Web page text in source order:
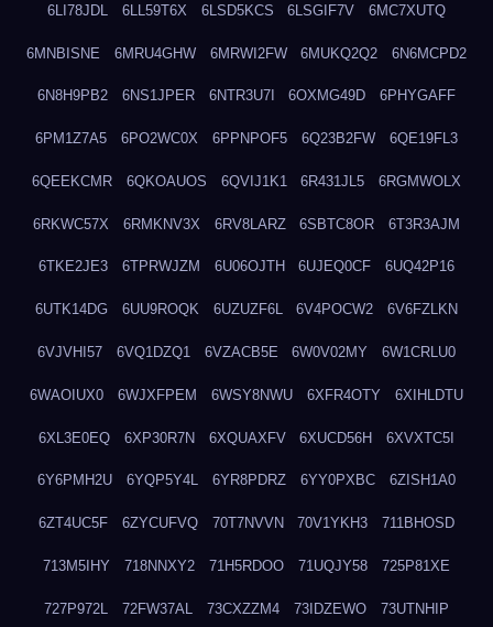
6LI78JDL 6LL59T6X 6LSD5KCS 6LSGIF7V 6MC7XUTQ
6MNBISNE 6MRU4GHW 6MRWI2FW 6MUKQ2Q2 6N6MCPD2
6N8H9PB2 6NS1JPER 6NTR3U7I 6OXMG49D 6PHYGAFF
6PM1Z7A5 6PO2WC0X 6PPNPOF5 6Q23B2FW 6QE19FL3
6QEEKCMR 6QKOAUOS 6QVIJ1K1 6R431JL5 6RGMWOLX
6RKWC57X 6RMKNV3X 6RV8LARZ 6SBTC8OR 6T3R3AJM
6TKE2JE3 6TPRWJZM 6U06OJTH 6UJEQ0CF 6UQ42P16
6UTK14DG 6UU9ROQK 6UZUZF6L 6V4POCW2 6V6FZLKN
6VJVHI57 6VQ1DZQ1 6VZACB5E 6W0V02MY 6W1CRLU0
6WAOIUX0 6WJXFPEM 6WSY8NWU 6XFR4OTY 6XIHLDTU
6XL3E0EQ 6XP30R7N 6XQUAXFV 6XUCD56H 6XVXTC5I
6Y6PMH2U 6YQP5Y4L 6YR8PDRZ 6YY0PXBC 6ZISH1A0
6ZT4UC5F 6ZYCUFVQ 70T7NVVN 70V1YKH3 711BHOSD
713M5IHY 718NNXY2 71H5RDOO 71UQJY58 725P81XE
727P972L 72FW37AL 73CXZZM4 73IDZEWO 73UTNHIP